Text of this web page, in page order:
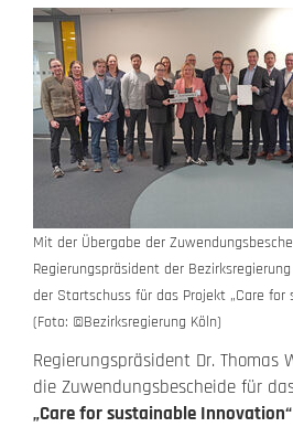
Mit der Übergabe der
Regierungspräsident der
der Startschuss für das Projekt „Care for
(Foto: ©Bezirksregierung Köln)
Regierungspräsident Dr. Thomas
die Zuwendungsbescheide für
„Care for sustainable Innovation“